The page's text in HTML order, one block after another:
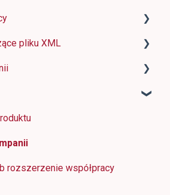
współpracy handlowej
fakturowania
pliku XML
dla poszczególnych
sklepu
optymalizacji konwersji
Pixel
rozszerzenie współpracy